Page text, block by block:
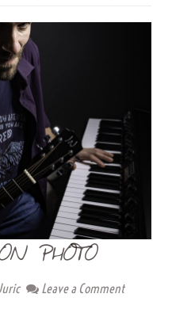
PHOTO
Leave a Comment